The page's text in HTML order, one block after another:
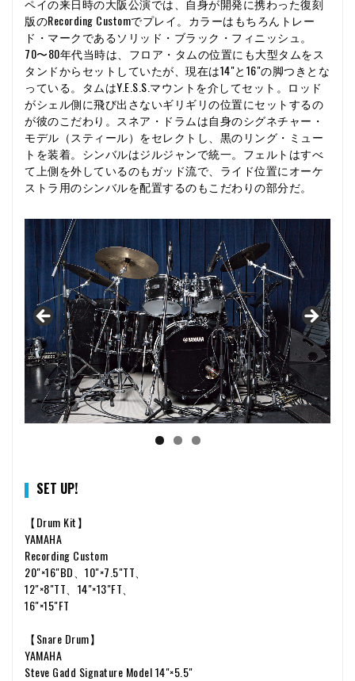
ペイの来日時の大阪公演では、自身が開発に携わった復刻
版のRecording Customでプレイ。カラーはもちろんトレー
ド・マークであるソリッド・ブラック・フィニッシュ。
70〜80年代当時は、フロア・タムの位置にも大型タムをス
タンドからセットしていたが、現在は14"と16"の脚つきとな
っている。タムはY.E.S.S.マウントを介してセット。ロッド
がシェル側に飛び出さないギリギリの位置にセットするの
が彼のこだわり。スネア・ドラムは自身のシグネチャー・
モデル（スティール）をセレクトし、黒のリング・ミュー
トを装着。シンバルはジルジャンで統一。フェルトはすべ
て上側を外しているのもガッド流で、ライド位置にオーケ
ストラ用のシンバルを配置するのもこだわりの部分だ。
SET UP!
【Drum Kit】
YAMAHA
Recording Custom
20"×16"BD、10"×7.5"TT、
12"×8"TT、14"×13"FT、
16"×15"FT
【Snare Drum】
YAMAHA
Steve Gadd Signature Model 14"×5.5"